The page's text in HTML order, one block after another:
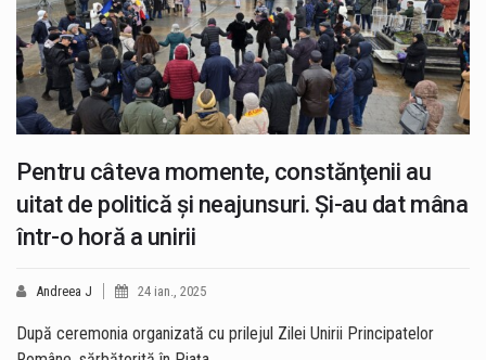
Pentru câteva momente, constănţenii au
uitat de politică şi neajunsuri. Şi-au dat mâna
într-o horă a unirii
Andreea J 24 ian., 2025
După ceremonia organizată cu prilejul Zilei Unirii Principatelor